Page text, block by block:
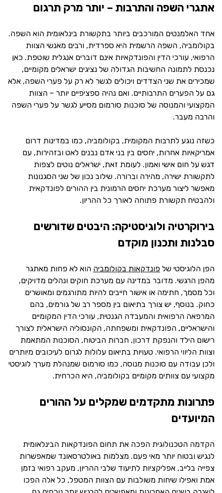
אתגרי השפה והתרבות – יותר מרק תרגום
אחד האלמנטים המורכבים ביותר בתקשורת בינלאומית הוא השפה.
בקולומביה, השפה הרשמית היא ספרדית, ורבים מאנשי הצוות
הרפואי, עורכי הדין והפונדקאיות אינם דוברים אנגלית שוטפת. כאן
נכנסת לתמונה החשיבות הגדולה של נציגים ישראלים מקומיים,
שמכירים את שני הצדדים ויכולים לגשר לא רק על פערי השפה, אלא
גם על הפערים התרבותיים. ואם נהיה ספציפיים יותר – הצוות
המקצועי והמנוסה של סוכנות סורמום מסייע לגשר על פערי השפה
והרבה מעבר.
כשזה נוגע לתרבות המקומית, בקולומביה, כמו במדינות דרום
אמריקאיות אחרות, יחסים בין בני אדם נבנים לאט ובזהירות, עם
דגש על חום אישי ואמון. לעומת זאת, ישראלים נוטים לצפות
לתקשורת ישירה, מהירה וברורה. שילוב נכון של שני הסגנונות
מאפשר ליצור מערכת יחסים הרמונית בין ההורים לפונדקאית
ולהבטיח תקשורת פתוחה לאורך כל ההריון.
בירוקרטיה ולוגיסטיקה: היבטים שדורשים
סבלנות ותכנון מוקדם
הפן הלוגיסטי של פונדקאות בקולומביה הוא לא פחות מאתגר
מהפן הרגשי. מדובר במדינה עם מערכת חוקים ונהלים מדויקים,
וכל מסמך, חתימה או אישור חייבים להיות מתורגמים ומאושרים
כחוק. בנוסף, יש צורך בתיאום בין מספר רב של גורמים, בהם
המרפאה הרפואית והמעבדה הגנטית, עורכי הדין המקומיים
והישראליים, הפונדקאית ומשפחתה, הקונסוליה הישראלית לצורך
רישום הילד והנפקת דרכון, חברות הביטוח, הסוכנות המתאמת
וצוות הליווי הרפואי. טעויות בתיאום עלולות לגרום לעיכובים מיותרים
ולכן עבודה עם סוכנות מנוסה, כמו סורמום שמנהלת מערך לוגיסטי
מקצועי עם צוותים מקומיים בקולומביה, היא הכרחית.
פתרונות מתקדמים שמקלים על ההורים
המיועדים
הקדמה הטכנולוגית הפכה את תחום הפונדקאות הבינלאומית
לנגיש ובטוח יותר מאי פעם. מצלמות באולטרסאונד שמאפשרות
צפייה בלייב, אפליקציות לתיעוד שלבי ההריון, מעקב רפואי בזמן
אמת ואפילו שיחות משולבות עם הצוות המטפל, כל אלה הפכו